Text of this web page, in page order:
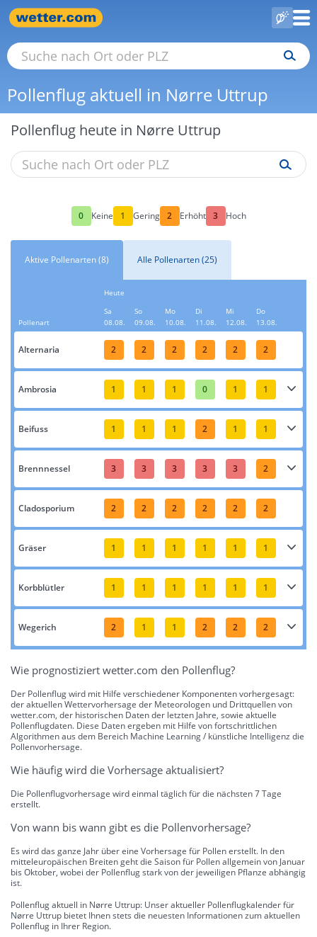
Pollenflug aktuell in Nørre Uttrup
Pollenflug heute in Nørre Uttrup
0 Keine 1 Gering 2 Erhöht 3 Hoch
Aktive Pollenarten (8) Alle Pollenarten (25)
Pollenart
Heute
Sa
08.08.
So
09.08.
Mo
10.08.
Di
11.08.
Mi
12.08.
Do
13.08.
Alternaria 2 2 2 2 2 2
Ambrosia 1 1 1 0 1 1
Beifuss 1 1 1 2 1 1
Brennnessel 3 3 3 3 3 2
Cladosporium 2 2 2 2 2 2
Gräser 1 1 1 1 1 1
Korbblütler 1 1 1 1 1 1
Wegerich 2 1 1 2 2 2
Wie prognostiziert wetter.com den Pollenflug?
Der Pollenflug wird mit Hilfe verschiedener Komponenten vorhergesagt:
der aktuellen Wettervorhersage der Meteorologen und Drittquellen von
wetter.com, der historischen Daten der letzten Jahre, sowie aktuelle
Pollenflugdaten. Diese Daten ergeben mit Hilfe von fortschrittlichen
Algorithmen aus dem Bereich Machine Learning / künstliche Intelligenz die
Pollenvorhersage.
Wie häufig wird die Vorhersage aktualisiert?
Die Pollenflugvorhersage wird einmal täglich für die nächsten 7 Tage
erstellt.
Von wann bis wann gibt es die Pollenvorhersage?
Es wird das ganze Jahr über eine Vorhersage für Pollen erstellt. In den
mitteleuropäischen Breiten geht die Saison für Pollen allgemein von Januar
bis Oktober, wobei der Pollenflug stark von der jeweiligen Pflanze abhängig
ist.
Pollenflug aktuell in Nørre Uttrup: Unser aktueller Pollenflugkalender für
Nørre Uttrup bietet Ihnen stets die neuesten Informationen zum aktuellen
Pollenflug in Ihrer Region.